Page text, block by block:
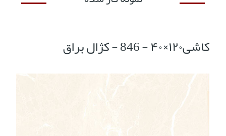
کاشی۱۲۰×۴۰ - 846 - کژال براق